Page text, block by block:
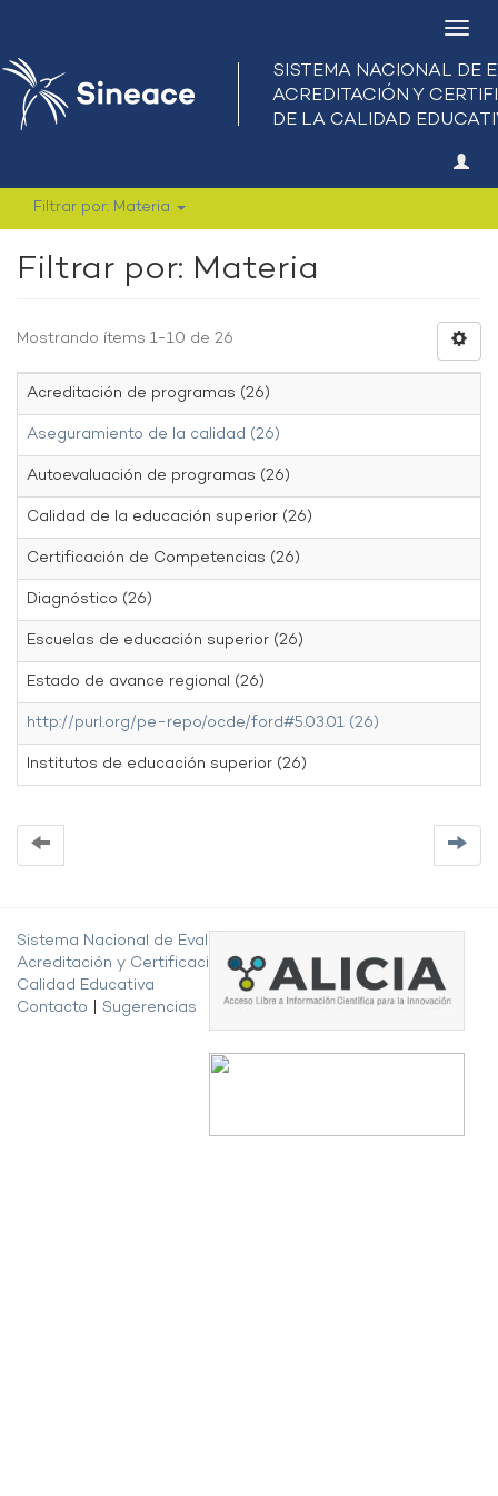
Filtrar por: Materia
Filtrar por: Materia
Mostrando ítems 1-10 de 26
Acreditación de programas (26)
Aseguramiento de la calidad (26)
Autoevaluación de programas (26)
Calidad de la educación superior (26)
Certificación de Competencias (26)
Diagnóstico (26)
Escuelas de educación superior (26)
Estado de avance regional (26)
http://purl.org/pe-repo/ocde/ford#5.03.01 (26)
Institutos de educación superior (26)
Sistema Nacional de Evaluación,
Acreditación y Certificación de la
Calidad Educativa
Contacto
Sugerencias